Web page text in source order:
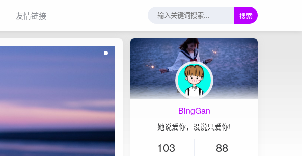
友情链接 搜索
BingGan
她说爱你，没说只爱你!
103 88